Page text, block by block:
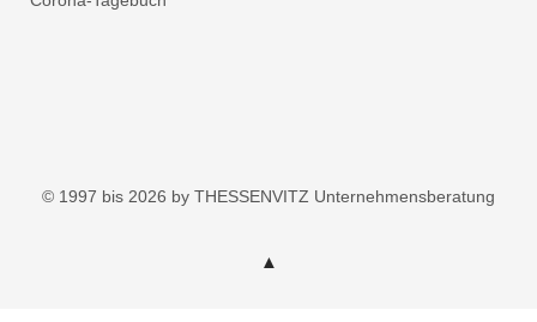
© 1997 bis 2026 by THESSENVITZ Unternehmensberatung